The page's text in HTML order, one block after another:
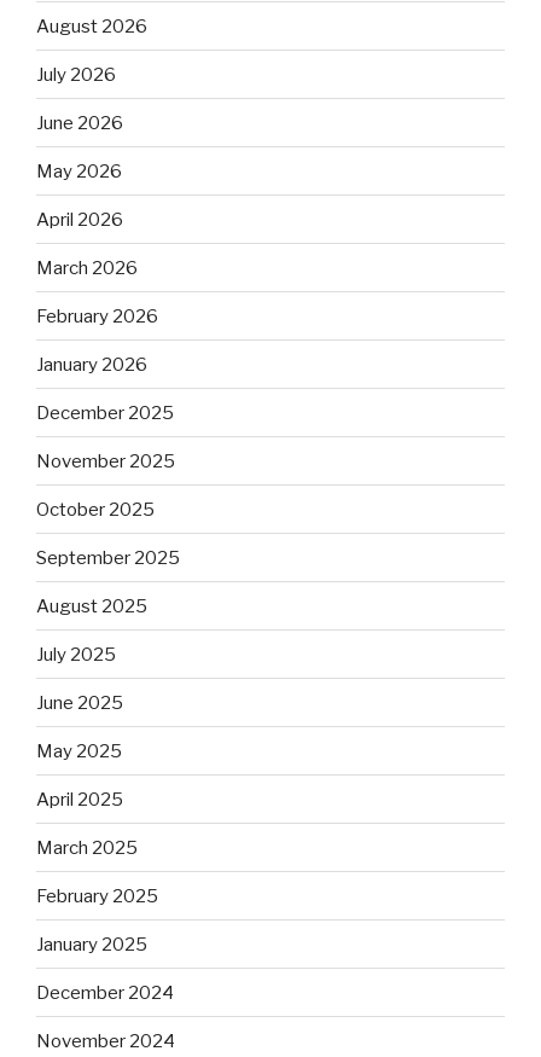
August 2026
July 2026
June 2026
May 2026
April 2026
March 2026
February 2026
January 2026
December 2025
November 2025
October 2025
September 2025
August 2025
July 2025
June 2025
May 2025
April 2025
March 2025
February 2025
January 2025
December 2024
November 2024